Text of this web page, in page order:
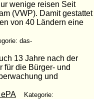
wenige reisen Seit
(VWP). Damit gestattet
von 40 Ländern eine
das-
13 Jahre nach der
für die Bürger- und
und
Kategorie: